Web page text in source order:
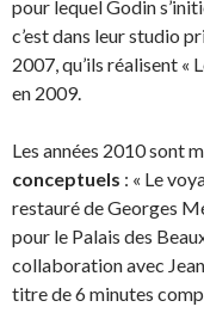
pour lequel Godin
c’est dans leur studio
2007, qu’ils réalisent «
en 2009.
Les années 2010 sont
conceptuels : « Le
restauré de Georges
pour le Palais des
collaboration avec
titre de 6 minutes